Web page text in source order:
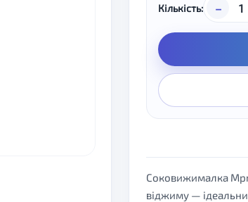
Кількість: –
Соковижималка
віджиму —